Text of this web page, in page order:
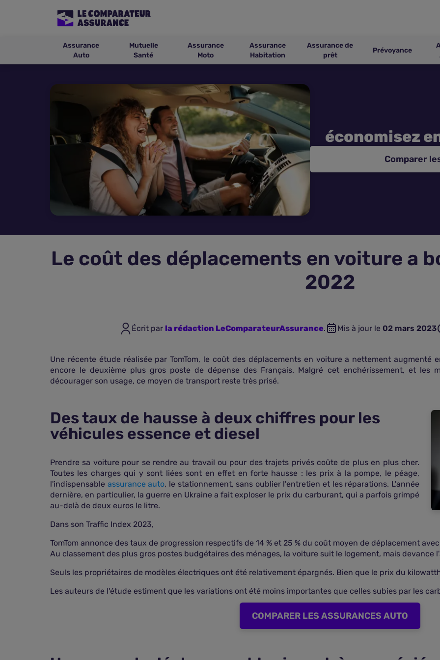
Assurance
Auto
Mutuelle
Santé
Assurance
Moto
Assurance
Habitation
Assurance de
prêt
Prévoyance
économisez
Comparer
Le coût des déplacements en voiture a
2022
Écrit par la rédaction LeComparateurAssurance. Mis à jour le 02 mars 2023
Une récente étude réalisée par TomTom, le coût des déplacements en voiture a nettement augmenté
encore le deuxième plus gros poste de dépense des Français. Malgré cet enchérissement, et les
décourager son usage, ce moyen de transport reste très prisé.
Des taux de hausse à deux chiffres pour les
véhicules essence et diesel
Prendre sa voiture pour se rendre au travail ou pour des trajets privés coûte de plus en plus cher.
Toutes les charges qui y sont liées sont en effet en forte hausse : les prix à la pompe, le péage,
l'indispensable assurance auto, le stationnement, sans oublier l'entretien et les réparations. L'année
dernière, en particulier, la guerre en Ukraine a fait exploser le prix du carburant, qui a parfois grimpé
au-delà de deux euros le litre.
Dans son Traffic Index 2023,
TomTom annonce des taux de progression respectifs de 14 % et 25 % du coût moyen de déplacement
Au classement des plus gros postes budgétaires des ménages, la voiture suit le logement, mais devance
Seuls les propriétaires de modèles électriques ont été relativement épargnés. Bien que le prix du
Les auteurs de l'étude estiment que les variations ont été moins importantes que celles subies par les
COMPARER LES ASSURANCES AUTO